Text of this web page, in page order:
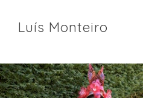
Luís Monteiro